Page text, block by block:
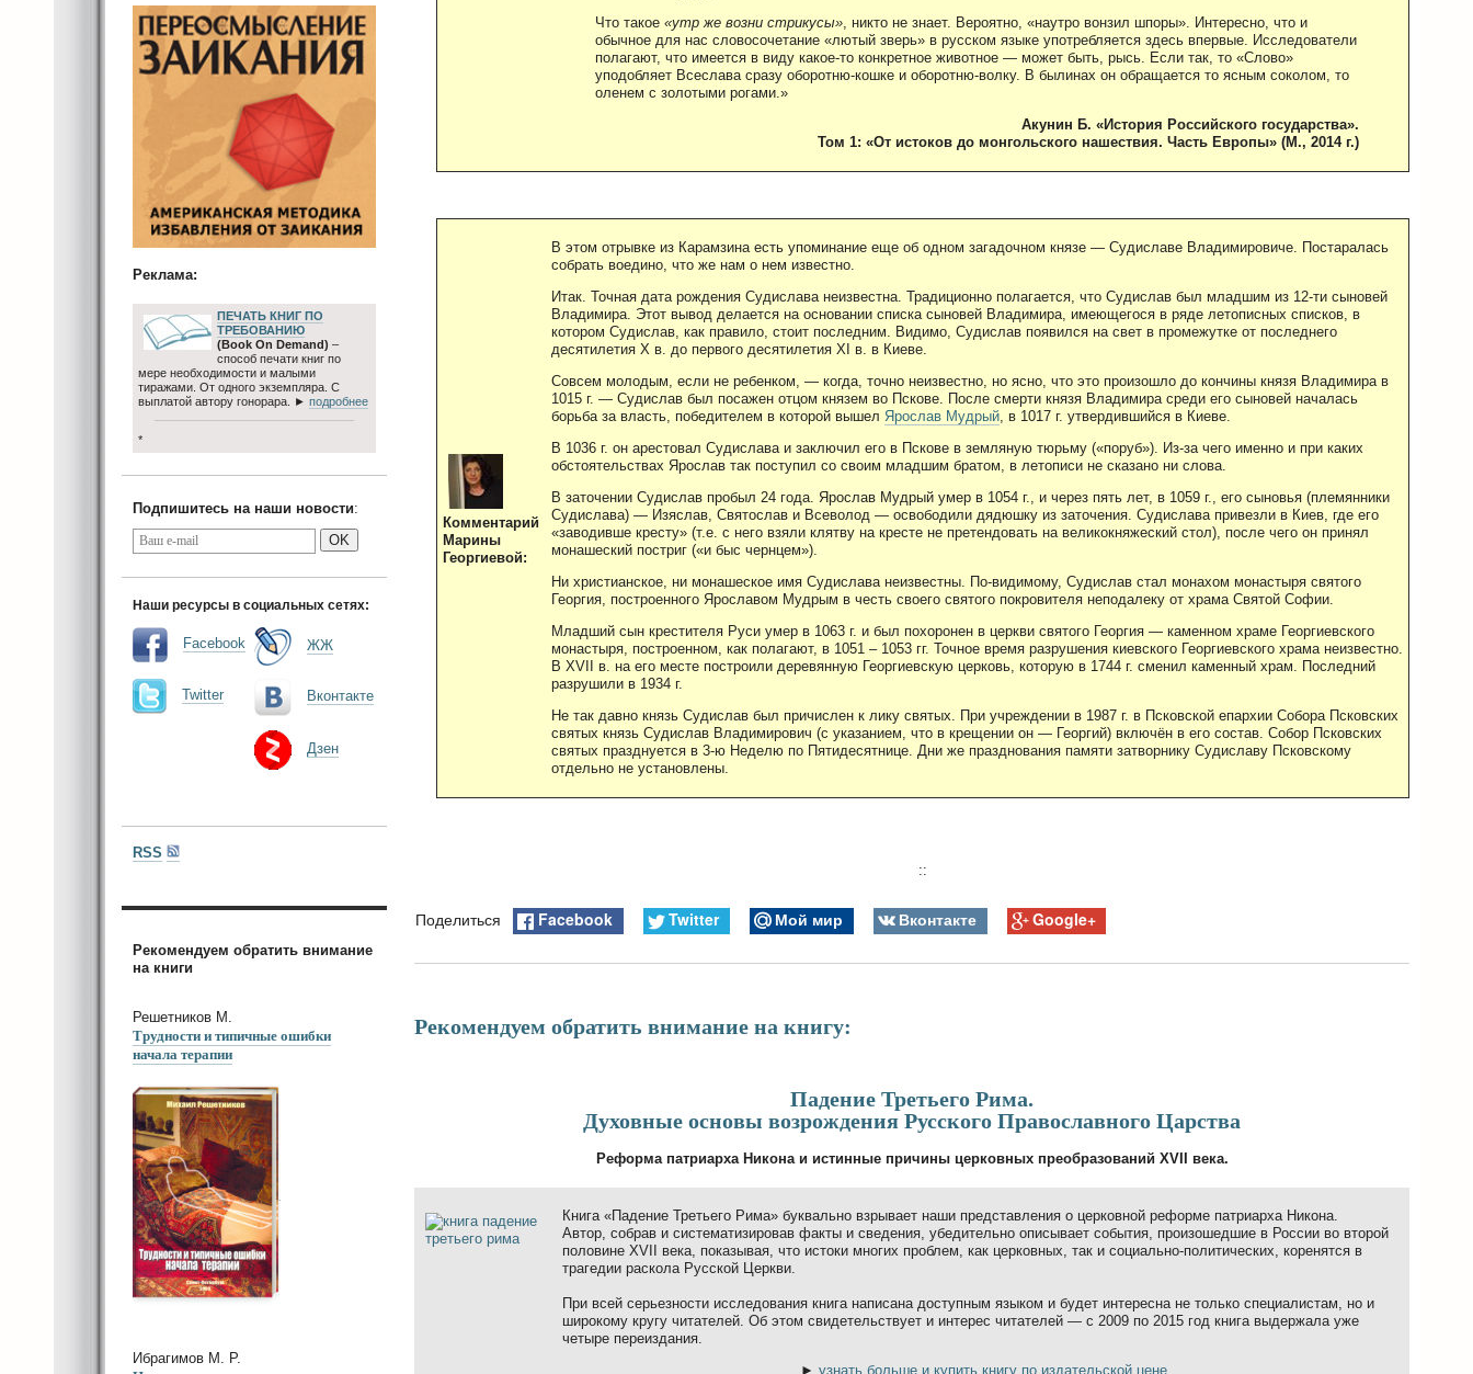
Что такое «утр же возни стрикусы» , никто не знает. Вероятно, «наутро вонзил шпоры». Интересно, что и
обычное для нас словосочетание «лютый зверь» в русском языке употребляется здесь впервые. Исследователи
полагают, что имеется в виду какое-то конкретное животное — может быть, рысь. Если так, то «Слово»
уподобляет Всеслава сразу оборотню-кошке и оборотню-волку. В былинах он обращается то ясным соколом, то
оленем с золотыми рогами.»
Акунин Б. «История Российского государства».
Том 1: «От истоков до монгольского нашествия. Часть Европы» (М., 2014 г.)
Комментарий
Марины
Георгиевой:
В этом отрывке из Карамзина есть упоминание еще об одном загадочном князе — Судиславе Владимировиче. Постаралась
собрать воедино, что же нам о нем известно.
Итак. Точная дата рождения Судислава неизвестна. Традиционно полагается, что Судислав был младшим из 12-ти сыновей
Владимира. Этот вывод делается на основании списка сыновей Владимира, имеющегося в ряде летописных списков, в
котором Судислав, как правило, стоит последним. Видимо, Судислав появился на свет в промежутке от последнего
десятилетия X в. до первого десятилетия XI в. в Киеве.
Совсем молодым, если не ребенком, — когда, точно неизвестно, но ясно, что это произошло до кончины князя Владимира в
1015 г. — Судислав был посажен отцом князем во Пскове. После смерти князя Владимира среди его сыновей началась
борьба за власть, победителем в которой вышел Ярослав Мудрый , в 1017 г. утвердившийся в Киеве.
В 1036 г. он арестовал Судислава и заключил его в Пскове в земляную тюрьму («поруб»). Из-за чего именно и при каких
обстоятельствах Ярослав так поступил со своим младшим братом, в летописи не сказано ни слова.
В заточении Судислав пробыл 24 года. Ярослав Мудрый умер в 1054 г., и через пять лет, в 1059 г., его сыновья (племянники
Судислава) — Изяслав, Святослав и Всеволод — освободили дядюшку из заточения. Судислава привезли в Киев, где его
«заводивше кресту» (т.е. с него взяли клятву на кресте не претендовать на великокняжеский стол), после чего он принял
монашеский постриг («и быс чернцем»).
Ни христианское, ни монашеское имя Судислава неизвестны. По-видимому, Судислав стал монахом монастыря святого
Георгия, построенного Ярославом Мудрым в честь своего святого покровителя неподалеку от храма Святой Софии.
Младший сын крестителя Руси умер в 1063 г. и был похоронен в церкви святого Георгия — каменном храме Георгиевского
монастыря, построенном, как полагают, в 1051 – 1053 гг. Точное время разрушения киевского Георгиевского храма неизвестно.
В XVII в. на его месте построили деревянную Георгиевскую церковь, которую в 1744 г. сменил каменный храм. Последний
разрушили в 1934 г.
Не так давно князь Судислав был причислен к лику святых. При учреждении в 1987 г. в Псковской епархии Собора Псковских
святых князь Судислав Владимирович (с указанием, что в крещении он — Георгий) включён в его состав. Собор Псковских
святых празднуется в 3-ю Неделю по Пятидесятнице. Дни же празднования памяти затворнику Судиславу Псковскому
отдельно не установлены.
::
Поделиться Facebook Twitter Мой мир Вконтакте Google+
Рекомендуем обратить внимание на книгу:
Падение Третьего Рима.
Духовные основы возрождения Русского Православного Царства
Реформа патриарха Никона и истинные причины церковных преобразований XVII века.
Книга «Падение Третьего Рима» буквально взрывает наши представления о церковной реформе патриарха Никона.
Автор, собрав и систематизировав факты и сведения, убедительно описывает события, произошедшие в России во второй
половине XVII века, показывая, что истоки многих проблем, как церковных, так и социально-политических, коренятся в
трагедии раскола Русской Церкви.
При всей серьезности исследования книга написана доступным языком и будет интересна не только специалистам, но и
широкому кругу читателей. Об этом свидетельствует и интерес читателей — с 2009 по 2015 год книга выдержала уже
четыре переиздания.
► узнать больше и купить книгу по издательской цене
Реклама:
ПЕЧАТЬ КНИГ ПО
ТРЕБОВАНИЮ
(Book On Demand) –
способ печати книг по
мере необходимости и малыми
тиражами. От одного экземпляра. С
выплатой автору гонорара. ► подробнее
*
Подпишитесь на наши новости:
OK
Наши ресурсы в социальных сетях:
Facebook
Twitter
ЖЖ
Вконтакте
Дзен
RSS
Рекомендуем обратить внимание
на книги
Решетников М.
Трудности и типичные ошибки
начала терапии
Ибрагимов М. Р.